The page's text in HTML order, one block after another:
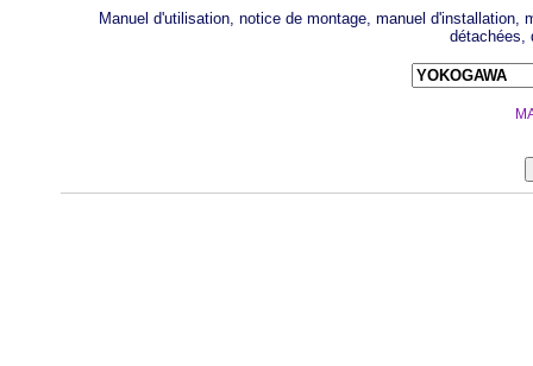
Manuel d'utilisation, notice de montage, manuel
détachées,